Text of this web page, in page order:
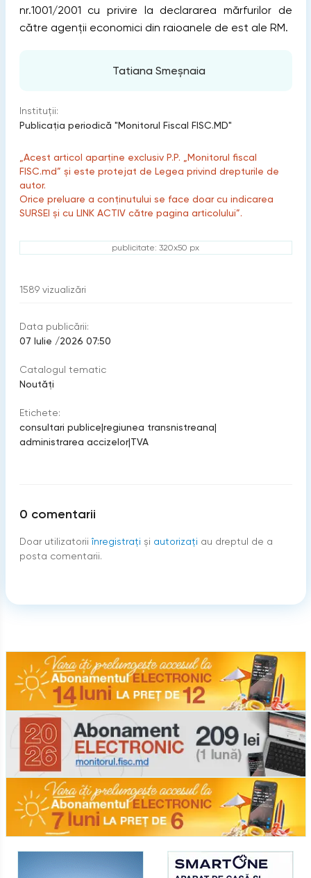
nr.1001/2001 cu privire la declararea mărfurilor de
către agenții economici din raioanele de est ale RM.
Tatiana Smeșnaia
Instituții:
Publicaţia periodică "Monitorul Fiscal FISC.MD"
„Acest articol aparține exclusiv P.P. „Monitorul fiscal
FISC.md” și este protejat de Legea privind drepturile de
autor.
Orice preluare a conținutului se face doar cu indicarea
SURSEI și cu LINK ACTIV către pagina articolului”.
publicitate: 320x50 px
1589 vizualizări
Data publicării:
07 Iulie /2026 07:50
Catalogul tematic
Noutăți
Etichete:
consultari publice|regiunea transnistreana|
administrarea accizelor|TVA
0 comentarii
Doar utilizatorii înregistraţi şi autorizați au dreptul de a
posta comentarii.